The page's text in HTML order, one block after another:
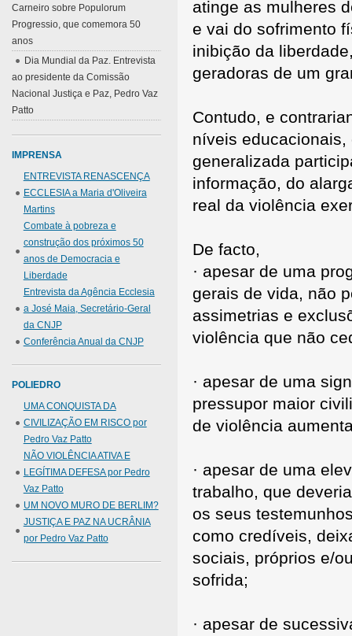
atinge as mulheres
e vai do sofrimento
inibição da
geradoras de um
Contudo, e
níveis
generalizada
informação, do
real da violência
De facto,
· apesar de uma
gerais de vida, não
assimetrias e
violência que não
· apesar de uma
pressupor maior
de violência
· apesar de uma
trabalho, que
os seus
como credíveis,
sociais, próprios e/
sofrida;
· apesar de
Carneiro sobre Populorum
Progressio, que comemora 50
anos
Dia Mundial da Paz. Entrevista
ao presidente da Comissão
Nacional Justiça e Paz, Pedro Vaz
Patto
IMPRENSA
ENTREVISTA RENASCENÇA
ECCLESIA a Maria d'Oliveira
Martins
Combate à pobreza e
construção dos próximos 50
anos de Democracia e
Liberdade
Entrevista da Agência Ecclesia
a José Maia, Secretário-Geral
da CNJP
Conferência Anual da CNJP
POLIEDRO
UMA CONQUISTA DA
CIVILIZAÇÃO EM RISCO por
Pedro Vaz Patto
NÃO VIOLÊNCIA ATIVA E
LEGÍTIMA DEFESA por Pedro
Vaz Patto
UM NOVO MURO DE BERLIM?
JUSTIÇA E PAZ NA UCRÂNIA
por Pedro Vaz Patto